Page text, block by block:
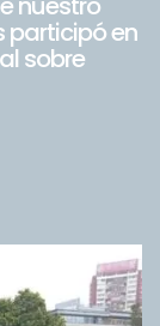
participó en
sobre